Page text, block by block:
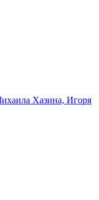
Хазина, Игоря